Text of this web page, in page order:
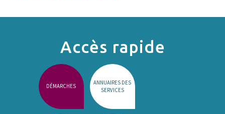
Accès rapide
DÉMARCHES
ANNUAIRES DES
SERVICES